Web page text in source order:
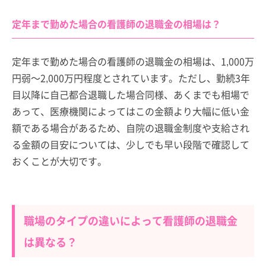
定年まで勤めた場合の看護師の退職金の相場は？
定年まで勤めた場合の看護師の退職金の相場は、1,000万
円弱～2,000万円程度とされています。ただし、勤続3年
目以降に自己都合退職した場合同様、あくまでも相場で
あって、医療機関によってはこの金額より大幅に低い金
額である場合があるため、自院の退職金制度や支給され
る金額の目安については、少しでも早い段階で確認して
おくことが大切です。
職場のタイプの違いによって看護師の退職金
は異なる？